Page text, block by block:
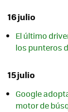
16 julio
El último
los punteros
15 julio
Google
motor de